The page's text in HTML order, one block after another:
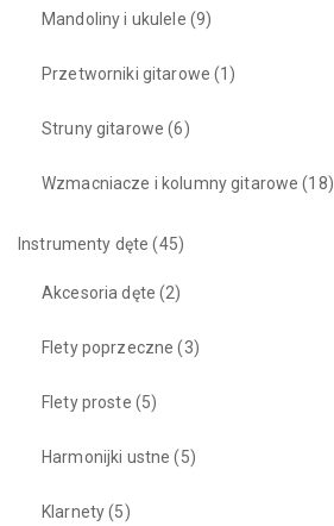
Mandoliny i ukulele (9)
Przetworniki gitarowe (1)
Struny gitarowe (6)
Wzmacniacze i kolumny gitarowe (18)
Instrumenty dęte (45)
Akcesoria dęte (2)
Flety poprzeczne (3)
Flety proste (5)
Harmonijki ustne (5)
Klarnety(5)